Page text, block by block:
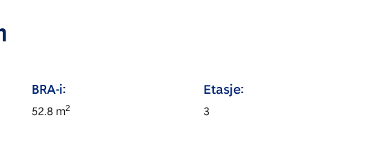
BRA-i:
52.8m2
Etasje:
3